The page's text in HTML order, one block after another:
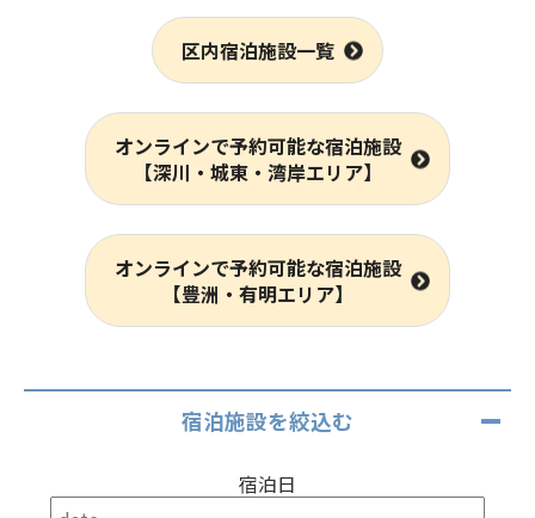
区内宿泊施設一覧
オンラインで予約可能な宿泊施設
【深川・城東・湾岸エリア】
オンラインで予約可能な宿泊施設
【豊洲・有明エリア】
宿泊施設を絞込む
宿泊日